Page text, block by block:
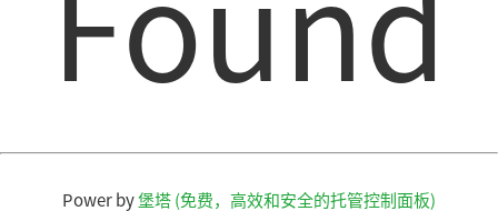
Power by堡塔 (免费，高效和安全的托管控制面板)